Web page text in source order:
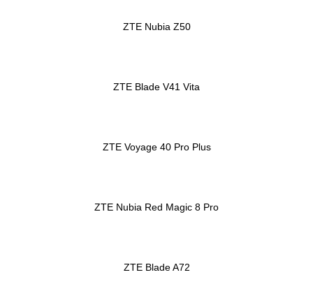
ZTE Nubia Z50
ZTE Blade V41 Vita
ZTE Voyage 40 Pro Plus
ZTE Nubia Red Magic 8 Pro
ZTE Blade A72